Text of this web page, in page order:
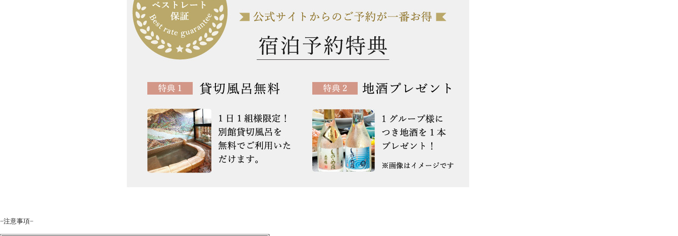
−注意事項−